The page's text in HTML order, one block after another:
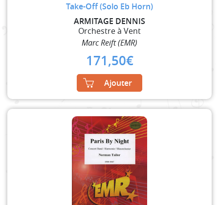
Take-Off (Solo Eb Horn)
ARMITAGE DENNIS
Orchestre à Vent
Marc Reift (EMR)
171,50€
Ajouter